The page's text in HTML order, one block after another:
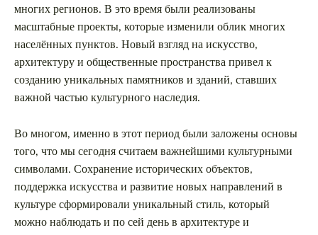
многих регионов. В это время были реализованы
масштабные проекты, которые изменили облик многих
населённых пунктов. Новый взгляд на искусство,
архитектуру и общественные пространства привел к
созданию уникальных памятников и зданий, ставших
важной частью культурного наследия.
Во многом, именно в этот период были заложены основы
того, что мы сегодня считаем важнейшими культурными
символами. Сохранение исторических объектов,
поддержка искусства и развитие новых направлений в
культуре сформировали уникальный стиль, который
можно наблюдать и по сей день в архитектуре и